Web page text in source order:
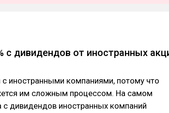
с дивидендов от иностранных
иностранными компаниями, потому что
им сложным процессом. На самом
с дивидендов иностранных компаний